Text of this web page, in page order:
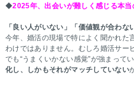
◆2025年、出会いが難しく感じる本当
「良い人がいない」「価値観が合わな
今年、婚活の現場で特によく聞かれた
わけではありません。むしろ婚活サー
でも“うまくいかない感覚”が強まってい
化し、しかもそれがマッチしていない